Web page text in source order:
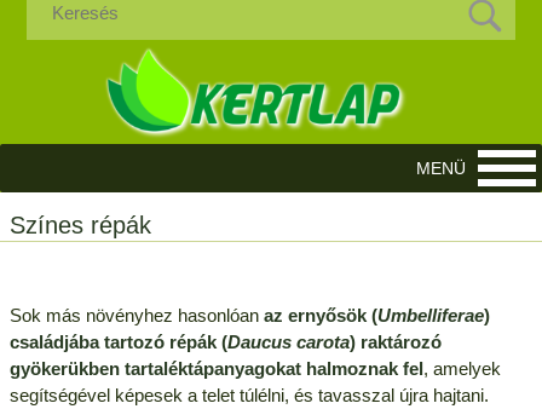
Színes répák
Sok más növényhez hasonlóan az ernyősök (Umbelliferae)
családjába tartozó répák (Daucus carota) raktározó
gyökerükben tartaléktápanyagokat halmoznak fel, amelyek
segítségével képesek a telet túlélni, és tavasszal újra hajtani.